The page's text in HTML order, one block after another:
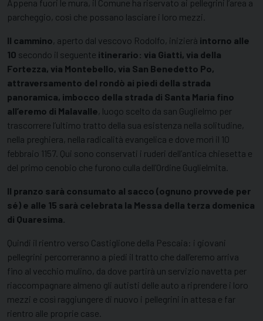
Appena fuori le mura, il Comune ha riservato ai pellegrini l’area a
parcheggio, così che possano lasciare i loro mezzi.
Il cammino, aperto dal vescovo Rodolfo, inizierà intorno alle
10 secondo il seguente itinerario: via Giatti, via della
Fortezza, via Montebello, via San Benedetto Po,
attraversamento del rondò ai piedi della strada
panoramica, imbocco della strada di Santa Maria fino
all’eremo di Malavalle, luogo scelto da san Guglielmo per
trascorrere l’ultimo tratto della sua esistenza nella solitudine,
nella preghiera, nella radicalità evangelica e dove morì il 10
febbraio 1157. Qui sono conservati i ruderi dell’antica chiesetta e
del primo cenobio che furono culla dell’Ordine Guglielmita.
Il pranzo sarà consumato al sacco (ognuno provvede per
sé) e alle 15 sarà celebrata la Messa della terza domenica
di Quaresima.
Quindi il rientro verso Castiglione della Pescaia: i giovani
pellegrini percorreranno a piedi il tratto che dall’eremo arriva
fino al vecchio mulino, da dove partirà un servizio navetta per
riaccompagnare almeno gli autisti delle auto a riprendere i loro
mezzi e così raggiungere di nuovo i pellegrini in attesa e far
rientro alle proprie case.